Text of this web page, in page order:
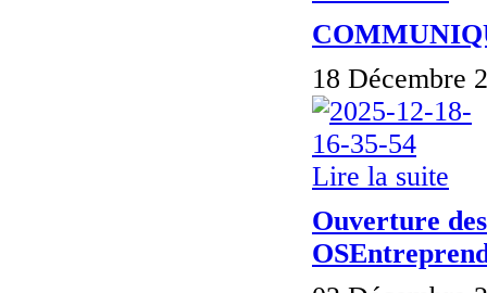
18 Décembre
Lire la suite
Ouverture